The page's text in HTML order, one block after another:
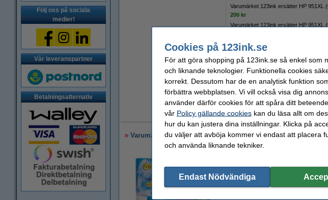
Följ oss på sociala
medier!
Vår leveranspartner
Betalningsalternativ
Varumärket 123ink ersätter HP 951XL
200 kr
Varumärket 123ink ersätter HP 951XL
Tips
Vi råder er att beställa denna
4,8 kr
Beställ nu så skickar vi idag!
350 kr
280 kr Exkl. 25% Moms
Varumärket 123ink ersätter HP 951XL C/M/Y 3-pack
Passa på!
1 x HP 951XL magenta
1 x HP 951XL gul bläckpatron,
Specifikationer
Cookies på 123ink.se
För att göra shopping på 123ink.se så enkel som
och liknande teknologier. Funktionella cookies
korrekt. Dessutom har de en analytisk funktion
förbättra webbplatsen. Vi vill också visa dig
använder därför cookies för att spåra ditt
vår Policy gällande cookieskan du läsa allt om
hur du kan justera dina inställningar. Klicka på
du väljer att avböja kommer vi endast att placera
och använda liknande tekniker.
Endast Nödvändiga